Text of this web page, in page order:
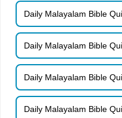
Daily Malayalam Bible
Daily Malayalam Bible
Daily Malayalam Bible
Daily Malayalam Bible